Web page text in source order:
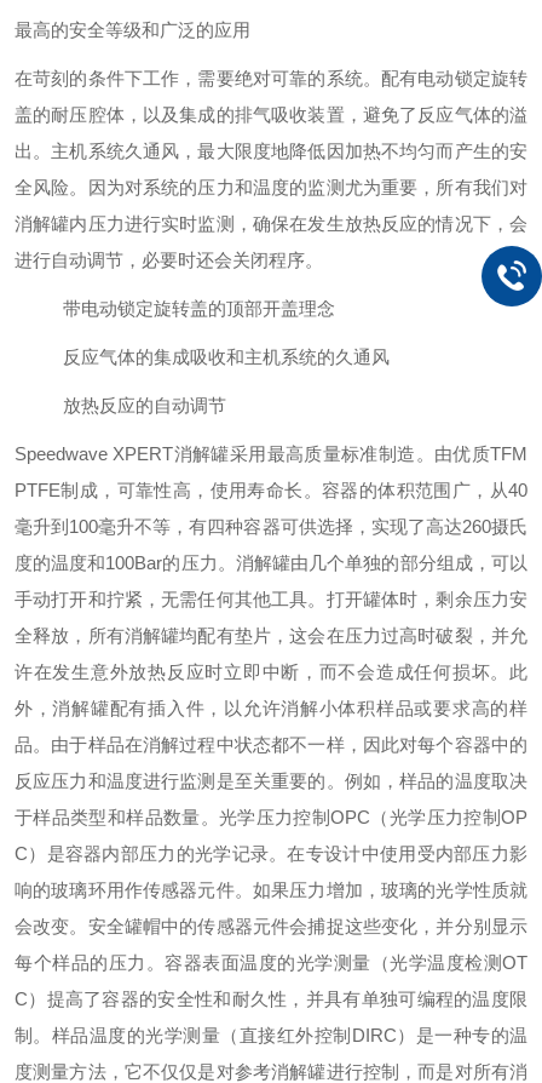
最高的安全等级和广泛的应用
在苛刻的条件下工作，需要绝对可靠的系统。配有电动锁定旋转
盖的耐压腔体，以及集成的排气吸收装置，避免了反应气体的溢
出。主机系统久通风，最大限度地降低因加热不均匀而产生的安
全风险。因为对系统的压力和温度的监测尤为重要，所有我们对
消解罐内压力进行实时监测，确保在发生放热反应的情况下，会
进行自动调节，必要时还会关闭程序。
带电动锁定旋转盖的顶部开盖理念
反应气体的集成吸收和主机系统的久通风
放热反应的自动调节
Speedwave XPERT消解罐采用最高质量标准制造。由优质TFM
PTFE制成，可靠性高，使用寿命长。容器的体积范围广，从40
毫升到100毫升不等，有四种容器可供选择，实现了高达260摄氏
度的温度和100Bar的压力。消解罐由几个单独的部分组成，可以
手动打开和拧紧，无需任何其他工具。打开罐体时，剩余压力安
全释放，所有消解罐均配有垫片，这会在压力过高时破裂，并允
许在发生意外放热反应时立即中断，而不会造成任何损坏。此
外，消解罐配有插入件，以允许消解小体积样品或要求高的样
品。 由于样品在消解过程中状态都不一样，因此对每个容器中的
反应压力和温度进行监测是至关重要的。例如，样品的温度取决
于样品类型和样品数量。光学压力控制OPC（光学压力控制OP
C）是容器内部压力的光学记录。在专设计中使用受内部压力影
响的玻璃环用作传感器元件。如果压力增加，玻璃的光学性质就
会改变。安全罐帽中的传感器元件会捕捉这些变化，并分别显示
每个样品的压力。容器表面温度的光学测量（光学温度检测OT
C）提高了容器的安全性和耐久性，并具有单独可编程的温度限
制。样品温度的光学测量（直接红外控制DIRC）是一种专的温
度测量方法，它不仅仅是对参考消解罐进行控制，而是对所有消